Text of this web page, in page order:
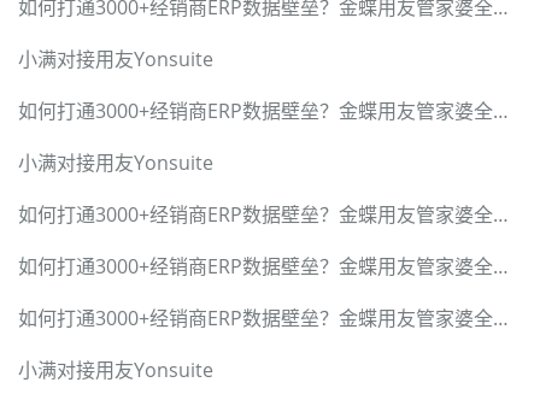
如何打通3000+经销商ERP数据壁垒？金蝶用友管家婆全兼容方案
小满对接用友Yonsuite
如何打通3000+经销商ERP数据壁垒？金蝶用友管家婆全兼容方案
小满对接用友Yonsuite
如何打通3000+经销商ERP数据壁垒？金蝶用友管家婆全兼容方案
如何打通3000+经销商ERP数据壁垒？金蝶用友管家婆全兼容方案
如何打通3000+经销商ERP数据壁垒？金蝶用友管家婆全兼容方案
小满对接用友Yonsuite